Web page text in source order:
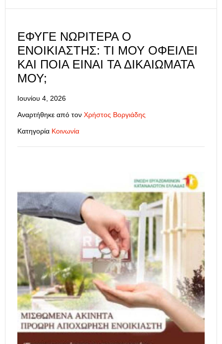
ΈΦΥΓΕ ΝΩΡΊΤΕΡΑ Ο
ΕΝΟΙΚΙΑΣΤΉΣ: ΤΙ ΜΟΥ ΟΦΕΊΛΕΙ
ΚΑΙ ΠΟΙΑ ΕΊΝΑΙ ΤΑ ΔΙΚΑΙΏΜΑΤΆ
ΜΟΥ;
Ιουνίου 4, 2026
Αναρτήθηκε από τον Χρήστος Βοργιάδης
Κατηγορία Κοινωνία